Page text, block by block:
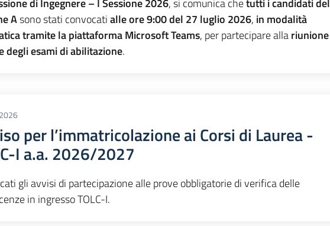
di Ingegnere – I Sessione 2026, si comunica chetutti i candidati
Asono stati convocatialle ore 9:00 del 27 luglio 2026, in modalità
tramite la piattaforma Microsoft Teams, per partecipare allariunione
degli esami di abilitazione.
per l’immatricolazione ai Corsi di Laurea -
I a.a. 2026/2027
gli avvisi di partecipazione alle prove obbligatorie di verifica delle
in ingresso TOLC-I.